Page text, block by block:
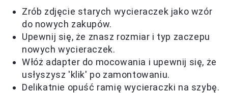
Zrób zdjęcie starych wycieraczek jako wzór
do nowych zakupów.
Upewnij się, że znasz rozmiar i typ zaczepu
nowych wycieraczek.
Włóż adapter do mocowania i upewnij się, że
usłyszysz 'klik' po zamontowaniu.
Delikatnie opuść ramię wycieraczki na szybę.